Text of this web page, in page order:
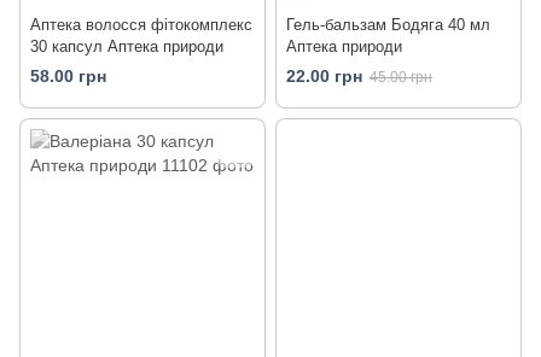
Аптека волосся фітокомплекс
30 капсул Аптека природи
58.00 грн
Гель-бальзам Бодяга 40 мл
Аптека природи
22.00 грн 45.00 грн